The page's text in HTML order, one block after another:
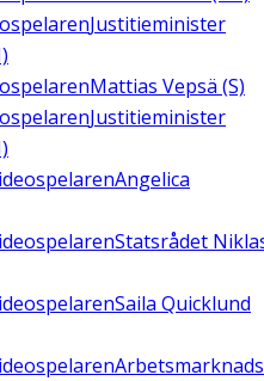
Justitieminister
Mattias Vepsä (S)
Justitieminister
Angelica
Statsrådet
Saila Quicklund